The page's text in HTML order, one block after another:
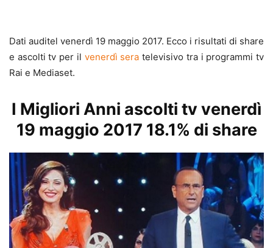
Dati auditel venerdì 19 maggio 2017. Ecco i risultati di share
e ascolti tv per il venerdì seratelevisivo tra i programmi tv
Rai e Mediaset.
I Migliori Anni ascolti tv venerdì
19 maggio 2017 18.1% di share